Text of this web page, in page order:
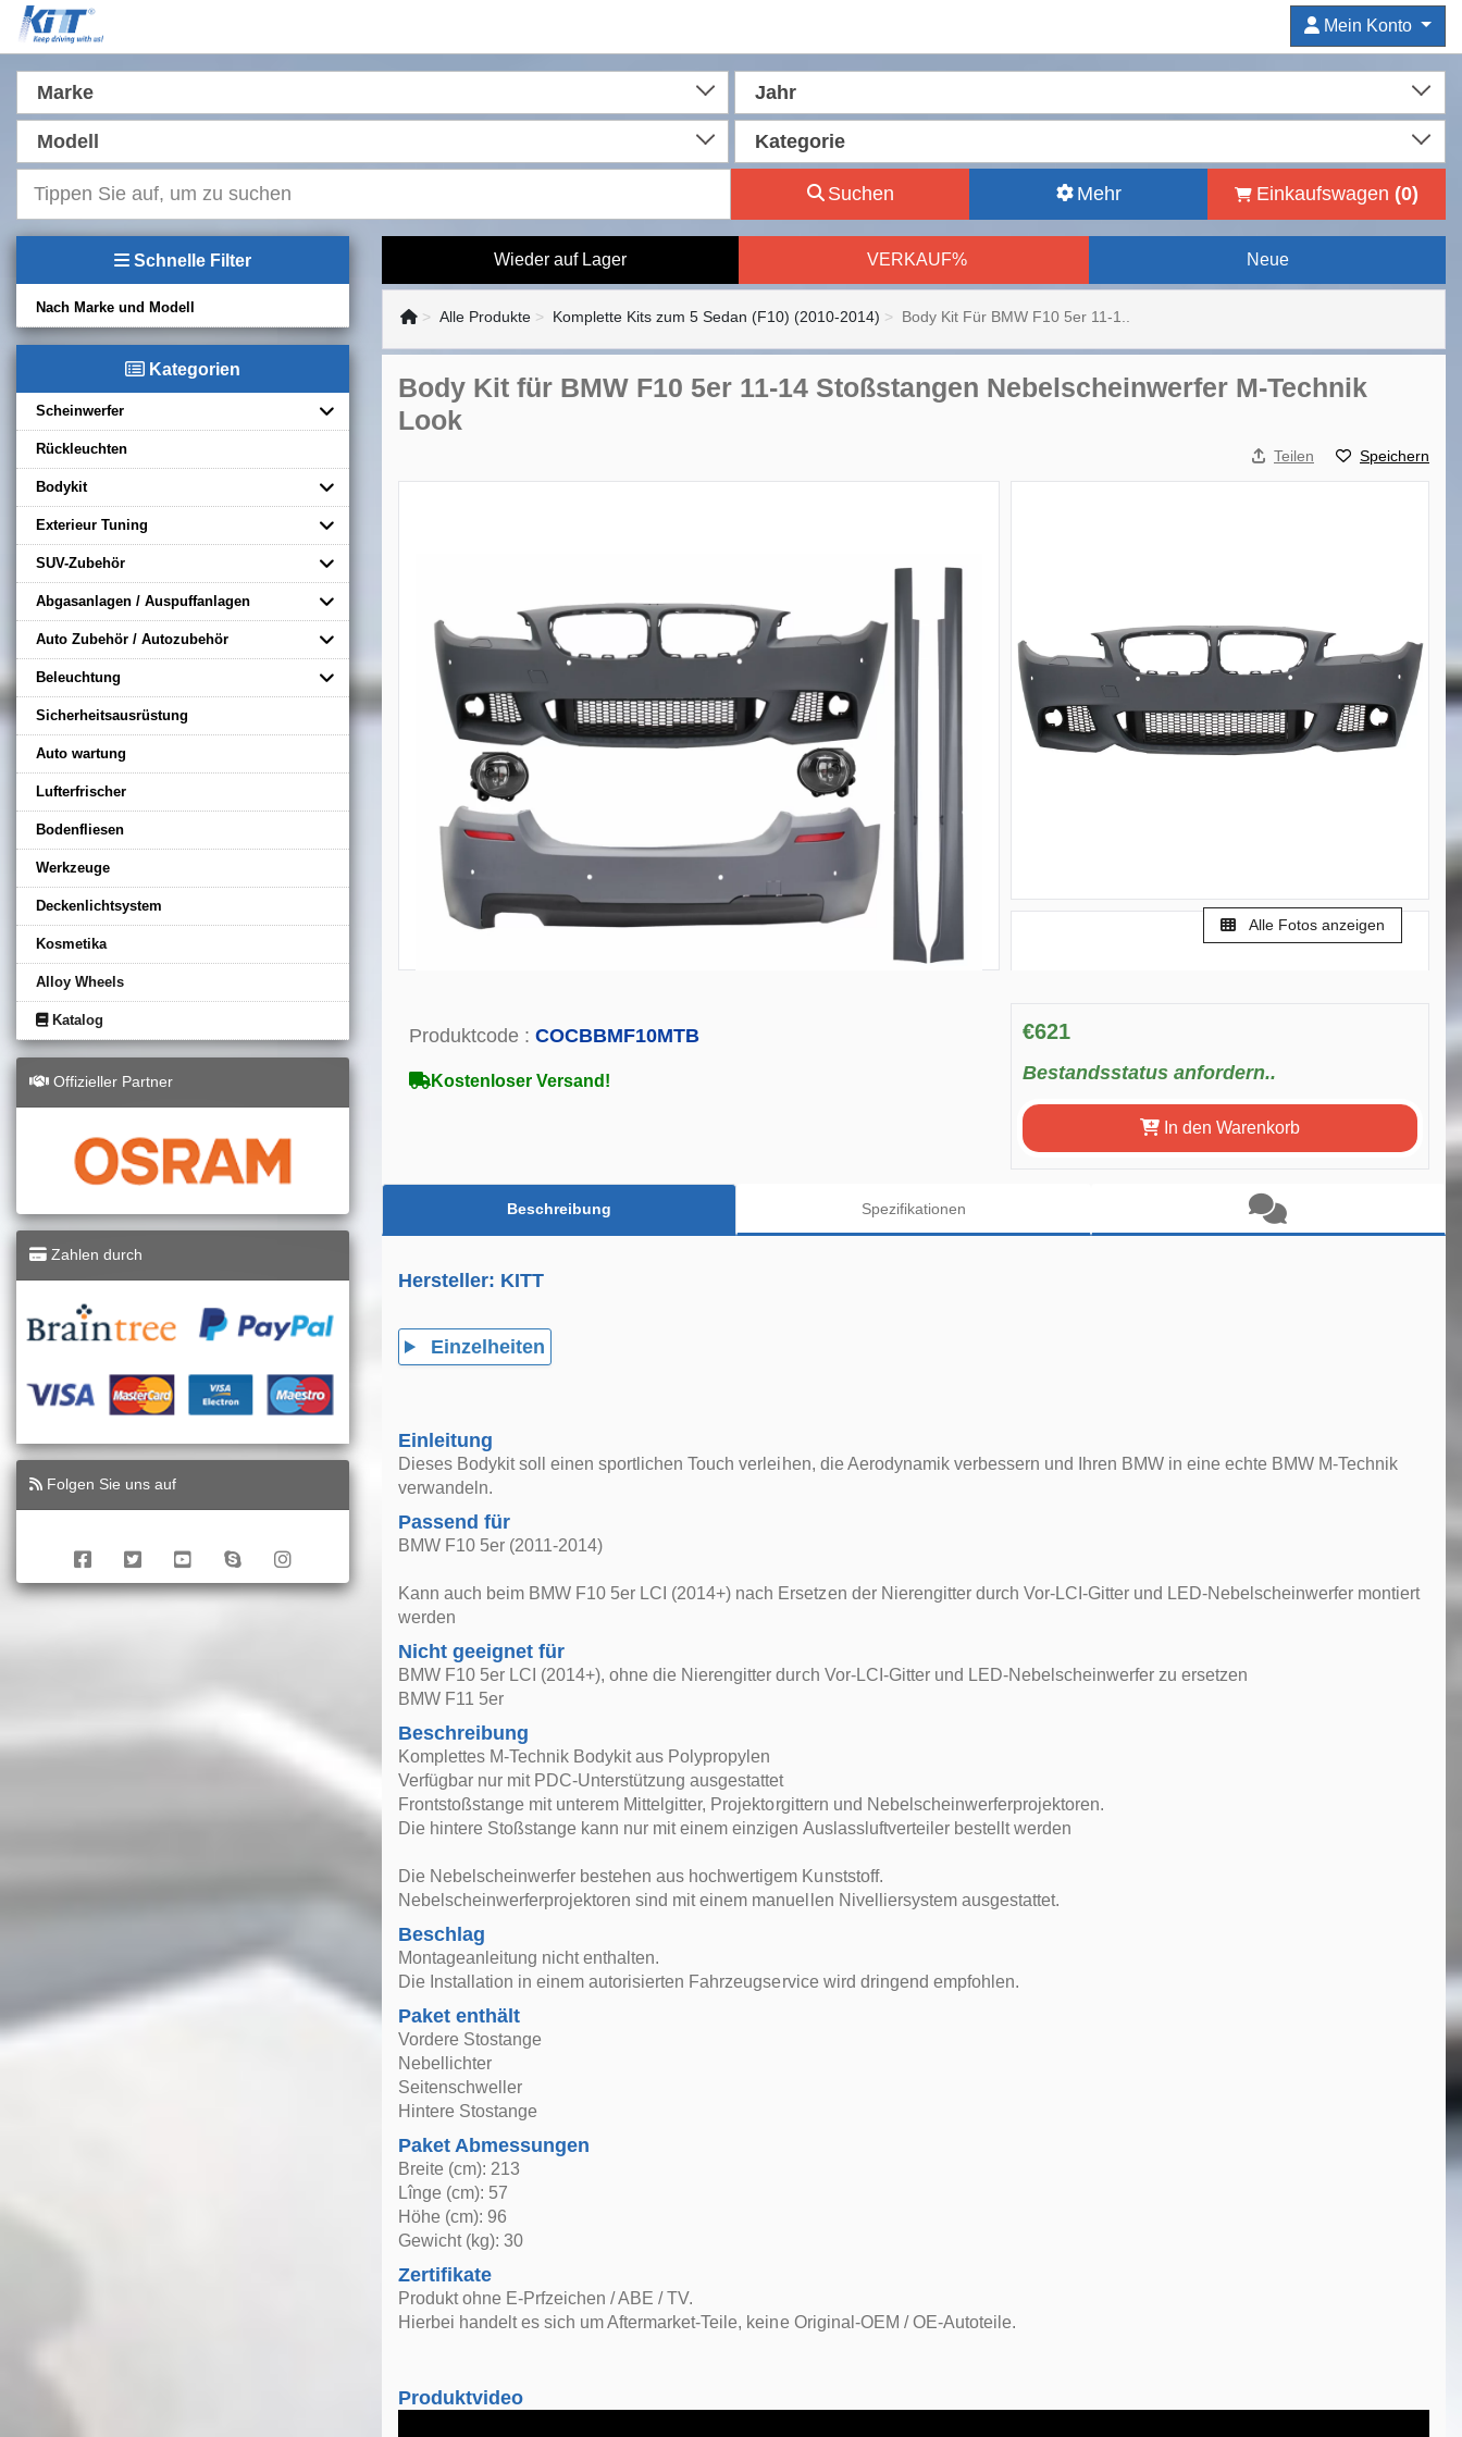
Mein Konto
Marke Jahr
Modell Kategorie
Suchen Mehr Einkaufswagen (0)
Schnelle Filter
Nach Marke und Modell
Kategorien
Scheinwerfer
Rückleuchten
Bodykit
Exterieur Tuning
SUV-Zubehör
Abgasanlagen / Auspuffanlagen
Auto Zubehör / Autozubehör
Beleuchtung
Sicherheitsausrüstung
Auto wartung
Lufterfrischer
Bodenfliesen
Werkzeuge
Deckenlichtsystem
Kosmetika
Alloy Wheels
Katalog
Offizieller Partner
Zahlen durch
Folgen Sie uns auf
Wieder auf Lager VERKAUF% Neue
Alle Produkte Komplette Kits zum 5 Sedan (F10) (2010-2014) Body Kit Für BMW F10 5er 11-1..
Body Kit für BMW F10 5er 11-14 Stoßstangen Nebelscheinwerfer M-Technik
Look
Teilen Speichern
Alle Fotos anzeigen
Produktcode : COCBBMF10MTB
Kostenloser Versand!
€621
Bestandsstatus anfordern..
In den Warenkorb
Beschreibung Spezifikationen
Hersteller: KITT
Einzelheiten
Einleitung
Dieses Bodykit soll einen sportlichen Touch verleihen, die Aerodynamik verbessern und Ihren BMW in eine echte BMW M-Technik
verwandeln.
Passend für
BMW F10 5er (2011-2014)
Kann auch beim BMW F10 5er LCI (2014+) nach Ersetzen der Nierengitter durch Vor-LCI-Gitter und LED-Nebelscheinwerfer montiert
werden
Nicht geeignet für
BMW F10 5er LCI (2014+), ohne die Nierengitter durch Vor-LCI-Gitter und LED-Nebelscheinwerfer zu ersetzen
BMW F11 5er
Beschreibung
Komplettes M-Technik Bodykit aus Polypropylen
Verfügbar nur mit PDC-Unterstützung ausgestattet
Frontstoßstange mit unterem Mittelgitter, Projektorgittern und Nebelscheinwerferprojektoren.
Die hintere Stoßstange kann nur mit einem einzigen Auslassluftverteiler bestellt werden
Die Nebelscheinwerfer bestehen aus hochwertigem Kunststoff.
Nebelscheinwerferprojektoren sind mit einem manuellen Nivelliersystem ausgestattet.
Beschlag
Montageanleitung nicht enthalten.
Die Installation in einem autorisierten Fahrzeugservice wird dringend empfohlen.
Paket enthält
Vordere Stostange
Nebellichter
Seitenschweller
Hintere Stostange
Paket Abmessungen
Breite (cm): 213
Lînge (cm): 57
Höhe (cm): 96
Gewicht (kg): 30
Zertifikate
Produkt ohne E-Prfzeichen / ABE / TV.
Hierbei handelt es sich um Aftermarket-Teile, keine Original-OEM / OE-Autoteile.
Produktvideo